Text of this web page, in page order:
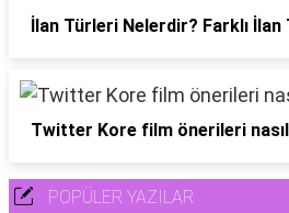
İlan Türleri Nelerdir? Farklı
Twitter Kore film önerileri nasıl
POPÜLER YAZILAR